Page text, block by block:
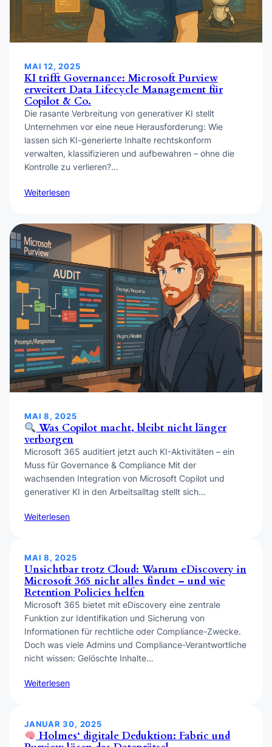
MAI 12, 2025
KI trifft Governance: Microsoft Purview
erweitert Data Lifecycle Management für
Copilot & Co.
Die rasante Verbreitung von generativer KI stellt
Unternehmen vor eine neue Herausforderung: Wie
lassen sich KI-generierte Inhalte rechtskonform
verwalten, klassifizieren und aufbewahren – ohne die
Kontrolle zu verlieren?…
Weiterlesen
MAI 8, 2025
Was Copilot macht, bleibt nicht länger
verborgen
Microsoft 365 auditiert jetzt auch KI-Aktivitäten – ein
Muss für Governance & Compliance Mit der
wachsenden Integration von Microsoft Copilot und
generativer KI in den Arbeitsalltag stellt sich…
Weiterlesen
MAI 8, 2025
Unsichtbar trotz Cloud: Warum eDiscovery in
Microsoft 365 nicht alles findet – und wie
Retention Policies helfen
Microsoft 365 bietet mit eDiscovery eine zentrale
Funktion zur Identifikation und Sicherung von
Informationen für rechtliche oder Compliance-Zwecke.
Doch was viele Admins und Compliance-Verantwortliche
nicht wissen: Gelöschte Inhalte…
Weiterlesen
JANUAR 30, 2025
Holmes‘ digitale Deduktion: Fabric und